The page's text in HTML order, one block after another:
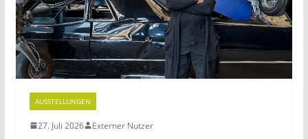
AUSSTELLUNGEN
27. Juli 2026 Externer Nutzer